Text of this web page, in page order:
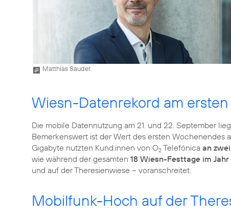
Matthias Sauder
Wiesn-Datenrekord am
Die mobile Datennutzung am 21. und 22. September
Bemerkenswert ist der Wert des ersten
Gigabyte nutzten Kund:innen von O2 Telefónica an
wie während der gesamten 18 Wiesn-Festtage im Jahr
und auf der Theresienwiese – voranschreitet.
Mobilfunk-Hoch auf der